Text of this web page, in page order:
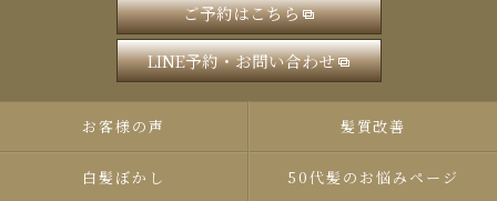
ご予約はこちら
LINE予約・お問い合わせ
お客様の声 髪質改善
白髪ぼかし 50代髪のお悩みページ